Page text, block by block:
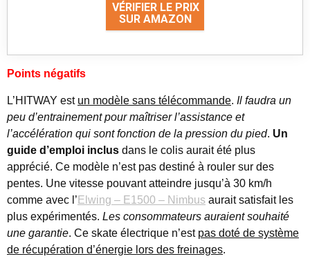
VÉRIFIER LE PRIX
SUR AMAZON
Points négatifs
L’HITWAY est un modèle sans télécommande. Il faudra un
peu d’entrainement pour maîtriser l’assistance et
l’accélération qui sont fonction de la pression du pied. Un
guide d’emploi inclus dans le colis aurait été plus
apprécié. Ce modèle n’est pas destiné à rouler sur des
pentes. Une vitesse pouvant atteindre jusqu’à 30 km/h
comme avec l’ Elwing – E1500 – Nimbus aurait satisfait les
plus expérimentés. Les consommateurs auraient souhaité
une garantie. Ce skate électrique n’est pas doté de système
de récupération d’énergie lors des freinages.